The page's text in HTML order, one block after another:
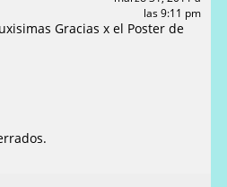
las 9:11 pm
Gracias x el Poster de